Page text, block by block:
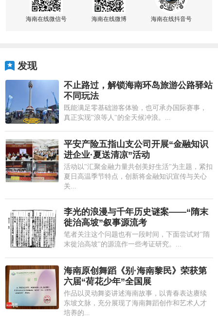
海南在线微信号 海南在线微博 海南在线抖音号
发现
不止路过，解锁海南环岛旅游公路驿站
不同玩法
既能满足零基础游客体验，也可承办国际赛事，
真正实现"浪等人"的全天候冲浪。...
平安产险五指山支公司开展“金融知识
进企业·夏送清凉”活动
活动以"汇聚金融力量共创美好生活"为主题，紧扣
夏日高温季节特点，创新将金融知识宣传与关心
关...
李光的浪漫与千年历史谜案——“隋末
徙治高坡”叙事源流考
笔者关注这个问题也有一段时间，下面尝试对"隋
末徙治高坡"的源流作一些考证研究。...
海南原创舞蹈《别·海南黎民》荣获第
六届“荷花少年”全国展
作品以灵动舞姿讲述海南故事，以青春表达赓续
东坡文脉，充分展现了海南舞蹈创作和艺术人才
培养的...